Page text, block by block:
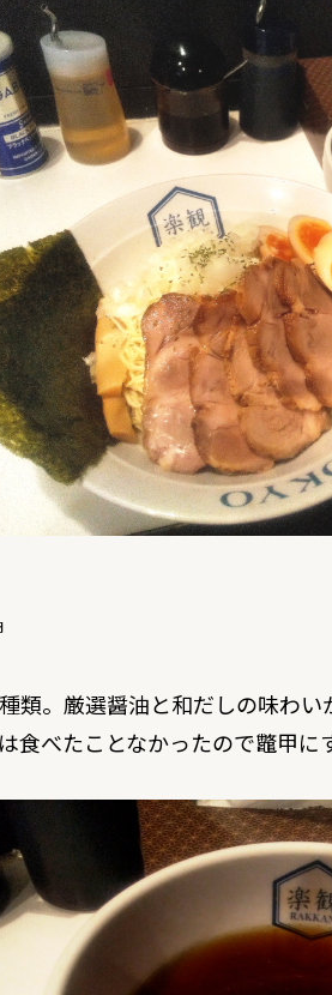
類。厳選醤油と和だしの味わ
べたことなかったので鼈甲に